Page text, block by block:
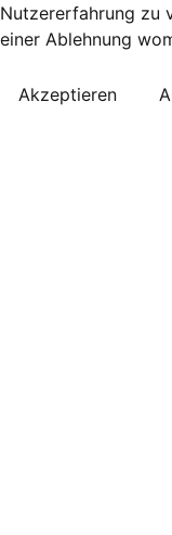
Nutzererfahrung zu
einer Ablehnung
Akzeptieren